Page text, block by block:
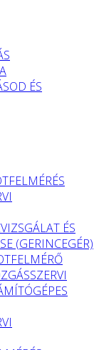
ÉS
ÉS
(GERINCEGÉR)